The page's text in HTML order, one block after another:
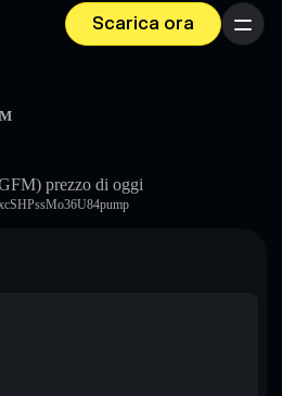
Scarica ora Menu
prezzo di oggi